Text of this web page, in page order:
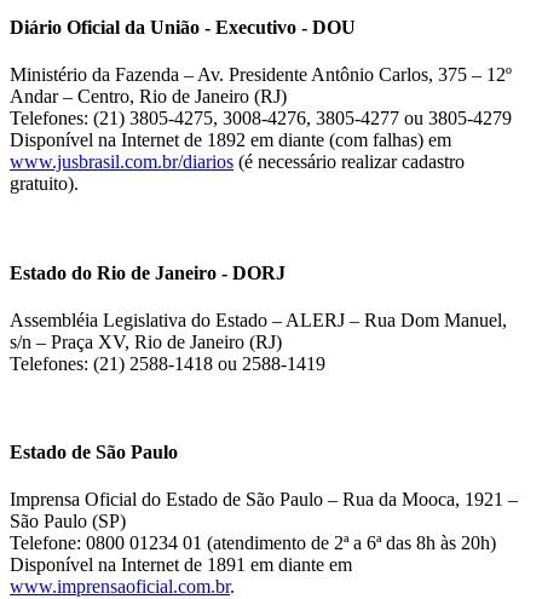
Diário Oficial da União - Executivo - DOU
Ministério da Fazenda – Av. Presidente Antônio Carlos, 375 – 12º
Andar – Centro, Rio de Janeiro (RJ)
Telefones: (21) 3805-4275, 3008-4276, 3805-4277 ou 3805-4279
Disponível na Internet de 1892 em diante (com falhas) em
www.jusbrasil.com.br/diarios (é necessário realizar cadastro
gratuito).
Estado do Rio de Janeiro - DORJ
Assembléia Legislativa do Estado – ALERJ – Rua Dom Manuel,
s/n – Praça XV, Rio de Janeiro (RJ)
Telefones: (21) 2588-1418 ou 2588-1419
Estado de São Paulo
Imprensa Oficial do Estado de São Paulo – Rua da Mooca, 1921 –
São Paulo (SP)
Telefone: 0800 01234 01 (atendimento de 2ª a 6ª das 8h às 20h)
Disponível na Internet de 1891 em diante em
www.imprensaoficial.com.br.